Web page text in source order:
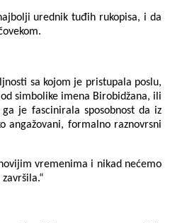
urednik tuđih rukopisa, i da
sa kojom je pristupala poslu,
simbolike imena Birobidžana, ili
je fascinirala sposobnost da iz
angažovani, formalno raznovrsni
vremenima i nikad nećemo